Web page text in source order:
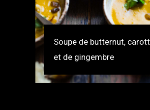
Soupe de butternut,
et de gingembre